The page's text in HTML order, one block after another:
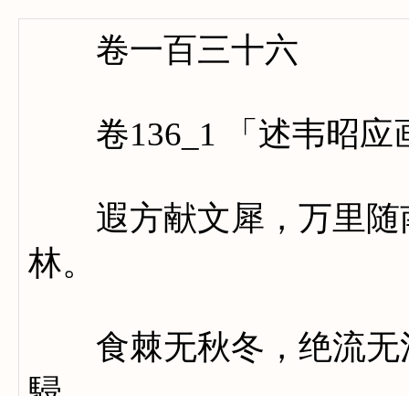
卷一百三十六
卷136_1 「述韦昭应
遐方献文犀，万里随
林。
食棘无秋冬，绝流无